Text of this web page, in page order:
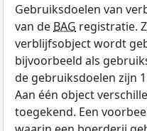
Gebruiksdoelen van
van de BAG registratie.
verblijfsobject wordt
bijvoorbeeld als
de gebruiksdoelen zijn
Aan één object
toegekend. Een